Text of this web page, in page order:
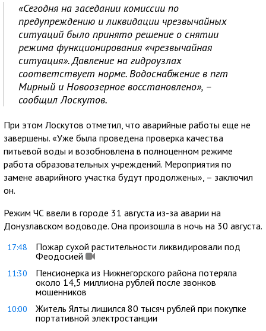
«Сегодня на заседании комиссии по
предупреждению и ликвидации чрезвычайных
ситуаций было принято решение о снятии
режима функционирования «чрезвычайная
ситуация». Давление на гидроузлах
соответствует норме. Водоснабжение в пгт
Мирный и Новоозерное восстановлено», –
сообщил Лоскутов.
При этом Лоскутов отметил, что аварийные работы еще не
завершены. «Уже была проведена проверка качества
питьевой воды и возобновлена в полноценном режиме
работа образовательных учреждений. Мероприятия по
замене аварийного участка будут продолжены», – заключил
он.
Режим ЧС ввели в городе 31 августа из-за аварии на
Донузлавском водоводе. Она произошла в ночь на 30 августа.
17:48
Пожар сухой растительности ликвидировали под
Феодосией
11:30
Пенсионерка из Нижнегорского района потеряла
около 14,5 миллиона рублей после звонков
мошенников
10:00
Житель Ялты лишился 80 тысяч рублей при покупке
портативной электростанции